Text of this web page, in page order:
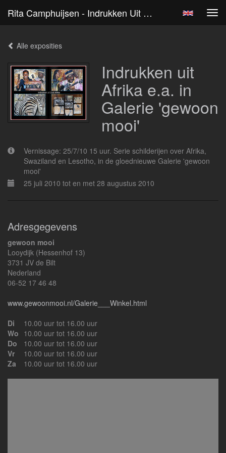
Rita Camphuijsen - Indrukken Uit Afrika E.a. In Galerie 'gewoon Mooi'
Alle exposities
Indrukken uit
Afrika e.a. in
Galerie 'gewoon
mooi'
Vernissage: 25/7/10 15 uur. Serie schilderijen over Afrika,
Swaziland en Lesotho, in de gloednieuwe Galerie 'gewoon
mooi'
25 juli 2010 tot en met 28 augustus 2010
Adresgegevens
gewoon mooi
Looydijk (Hessenhof 13)
3731 JV de Bilt
Nederland
06-52 17 46 48
www.gewoonmooi.nl/Galerie___Winkel.html
Di
10.00 uur tot 16.00 uur
Wo 10.00 uur tot 16.00 uur
Do
10.00 uur tot 16.00 uur
Vr
10.00 uur tot 16.00 uur
Za
10.00 uur tot 16.00 uur